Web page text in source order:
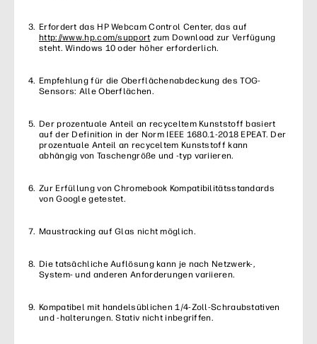
Erfordert das HP Webcam Control Center, das auf
http://www.hp.com/support zum Download zur Verfügung
steht. Windows 10 oder höher erforderlich.
Empfehlung für die Oberflächenabdeckung des TOG-
Sensors: Alle Oberflächen.
Der prozentuale Anteil an recyceltem Kunststoff basiert
auf der Definition in der Norm IEEE 1680.1-2018 EPEAT. Der
prozentuale Anteil an recyceltem Kunststoff kann
abhängig von Taschengröße und -typ variieren.
Zur Erfüllung von Chromebook Kompatibilitätsstandards
von Google getestet.
Maustracking auf Glas nicht möglich.
Die tatsächliche Auflösung kann je nach Netzwerk-,
System- und anderen Anforderungen variieren.
Kompatibel mit handelsüblichen 1/4-Zoll-Schraubstativen
und -halterungen. Stativ nicht inbegriffen.